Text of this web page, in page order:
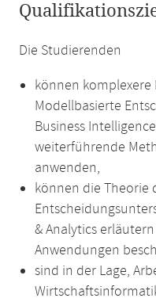
Die Studierenden
können komplexere
Modellbasierte
Business
weiterführende
anwenden,
können die Theorie
& Analytics
Anwendungen
sind in der Lage,